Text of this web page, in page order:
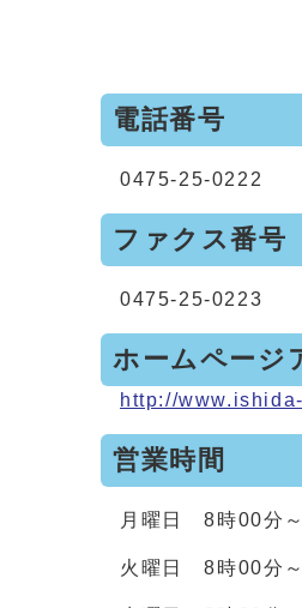
電話番号
0475-25-0222
ファクス番号
0475-25-0223
ホームページ
http://
営業時間
月曜日 8時00分
火曜日 8時00分